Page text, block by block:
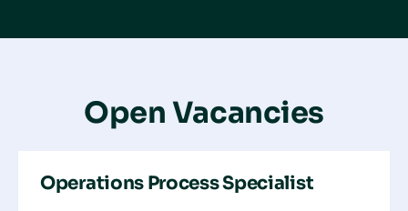
Open Vacancies
Operations Process Specialist